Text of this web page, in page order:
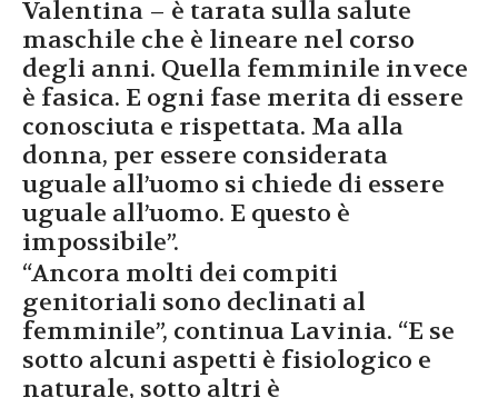
Valentina – è tarata sulla salute
maschile che è lineare nel corso
degli anni. Quella femminile invece
è fasica. E ogni fase merita di essere
conosciuta e rispettata. Ma alla
donna, per essere considerata
uguale all’uomo si chiede di essere
uguale all’uomo. E questo è
impossibile”.
“Ancora molti dei compiti
genitoriali sono declinati al
femminile”, continua Lavinia. “E se
sotto alcuni aspetti è fisiologico e
naturale, sotto altri è